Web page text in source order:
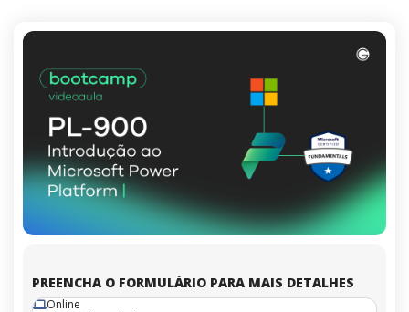
PREENCHA O FORMULÁRIO PARA MAIS DETALHES
Online